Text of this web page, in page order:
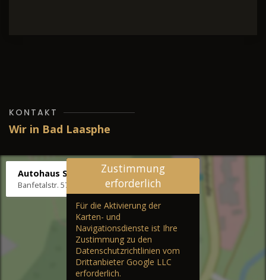
KONTAKT
Wir in Bad Laasphe
Autohaus Stenger
Banfetalstr. 57, 57334 Bad Laasphe
Zustimmung
erforderlich
Für die Aktivierung der
Karten- und
Navigationsdienste ist Ihre
Zustimmung zu den
Datenschutzrichtlinien vom
Drittanbieter Google LLC
erforderlich.